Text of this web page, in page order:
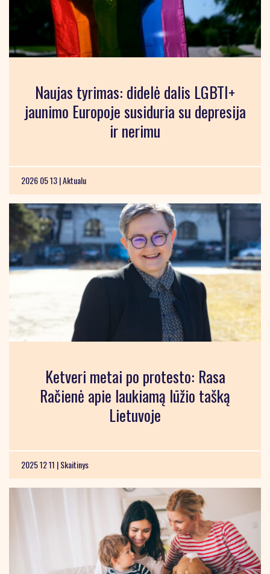
Naujas tyrimas: didelė dalis LGBTI+
jaunimo Europoje susiduria su depresija
ir nerimu
2026 05 13 |Aktualu
Ketveri metai po protesto: Rasa
Račienė apie laukiamą lūžio tašką
Lietuvoje
2025 12 11 |Skaitinys